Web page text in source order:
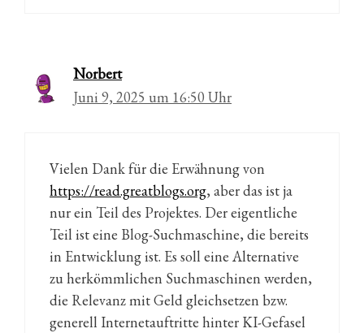
Norbert
Juni 9, 2025 um 16:50 Uhr
Vielen Dank für die Erwähnung von
https://read.greatblogs.org, aber das ist ja
nur ein Teil des Projektes. Der eigentliche
Teil ist eine Blog-Suchmaschine, die bereits
in Entwicklung ist. Es soll eine Alternative
zu herkömmlichen Suchmaschinen werden,
die Relevanz mit Geld gleichsetzen bzw.
generell Internetauftritte hinter KI-Gefasel